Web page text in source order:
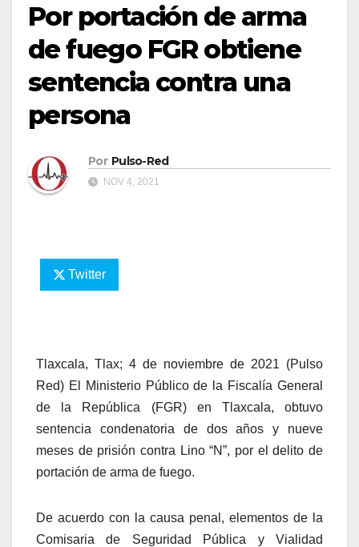
Por portación de arma
de fuego FGR obtiene
sentencia contra una
persona
Por Pulso-Red
NOV 4, 2021
Twitter
Tlaxcala, Tlax; 4 de noviembre de 2021 (Pulso
Red) El Ministerio Público de la Fiscalía General
de la República (FGR) en Tlaxcala, obtuvo
sentencia condenatoria de dos años y nueve
meses de prisión contra Lino “N”, por el delito de
portación de arma de fuego.
De acuerdo con la causa penal, elementos de la
Comisaria de Seguridad Pública y Vialidad